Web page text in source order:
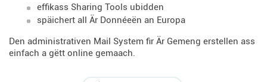
effikass Sharing Tools ubidden
späichert all Är Donnéeën an Europa
Den administrativen Mail System fir Är Gemeng erstellen ass
einfach a gëtt online gemaach.